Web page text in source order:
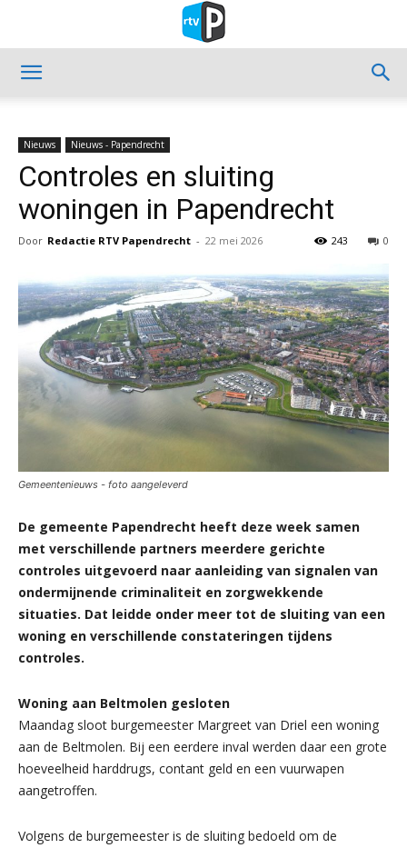
Nieuws Nieuws - Papendrecht
Controles en sluiting
woningen in Papendrecht
Door Redactie RTV Papendrecht - 22 mei 2026 0
243
Gemeentenieuws - foto aangeleverd
De gemeente Papendrecht heeft deze week samen
met verschillende partners meerdere gerichte
controles uitgevoerd naar aanleiding van signalen van
ondermijnende criminaliteit en zorgwekkende
situaties. Dat leidde onder meer tot de sluiting van een
woning en verschillende constateringen tijdens
controles.
Woning aan Beltmolen gesloten
Maandag sloot burgemeester Margreet van Driel een woning
aan de Beltmolen. Bij een eerdere inval werden daar een grote
hoeveelheid harddrugs, contant geld en een vuurwapen
aangetroffen.
Volgens de burgemeester is de sluiting bedoeld om de